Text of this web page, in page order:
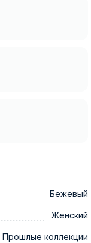
Бежевый
Женский
Прошлые коллекции